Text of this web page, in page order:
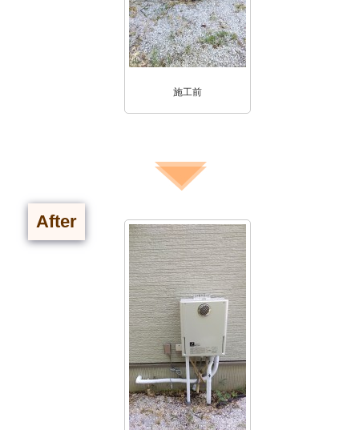
施工前
After